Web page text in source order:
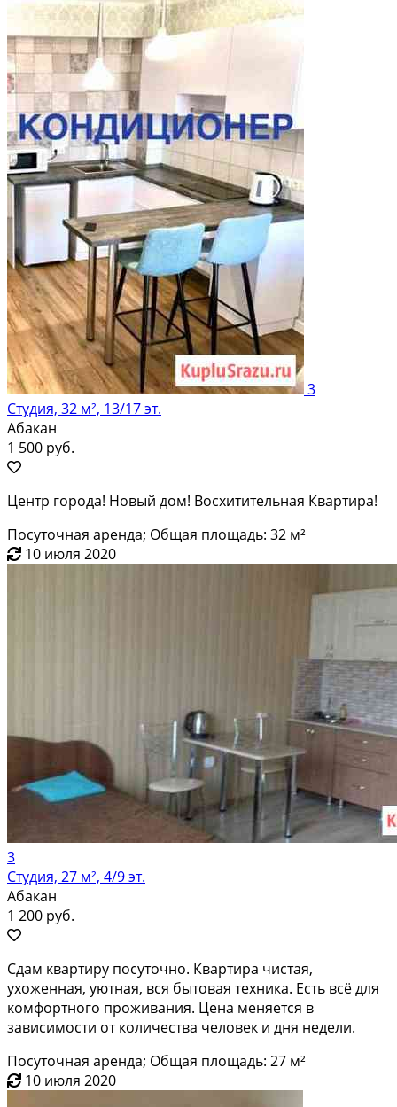
3
Студия, 32 м², 13/17 эт.
Абакан
1 500 руб.
Центр города! Новый дом! Восхитительная Квартира!
Посуточная аренда; Общая площадь: 32 м²
10 июля 2020
3
Студия, 27 м², 4/9 эт.
Абакан
1 200 руб.
Сдам квартиру посуточно. Квартира чистая,
ухоженная, уютная, вся бытовая техника. Есть всё для
комфортного проживания. Цена меняется в
зависимости от количества человек и дня недели.
Посуточная аренда; Общая площадь: 27 м²
10 июля 2020